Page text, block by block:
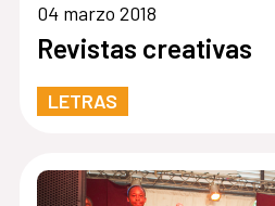
04 marzo 2018
Revistas creativas
LETRAS